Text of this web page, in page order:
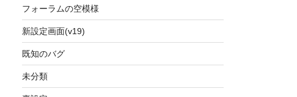
フォーラムの空模様
新設定画面(v19)
既知のバグ
未分類